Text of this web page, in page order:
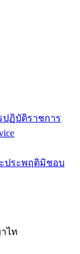
ปฏิบัติราชการ
ะประพฤติมิชอบ
ไท